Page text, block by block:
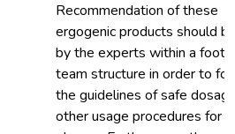
Recommendation of these
ergogenic products should
by the experts within a
team structure in order to
the guidelines of safe
other usage procedures for